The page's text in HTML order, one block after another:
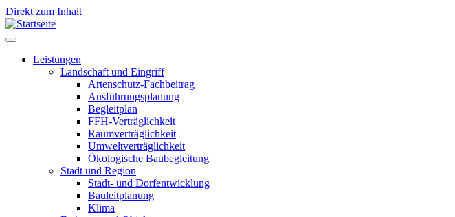
Direkt zum Inhalt
Leistungen
Leistungen
Landschaft und Eingriff
Artenschutz-Fachbeitrag
Ausführungsplanung
Begleitplan
FFH-Verträglichkeit
Raumverträglichkeit
Umweltverträglichkeit
Ökologische Baubegleitung
Stadt und Region
Stadt- und Dorfentwicklung
Bauleitplanung
Klima